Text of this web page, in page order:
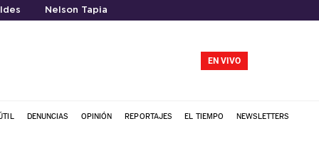
Nelson Tapia
EN VIVO
DENUNCIAS OPINIÓN REPORTAJES EL TIEMPO NEWSLETTERS